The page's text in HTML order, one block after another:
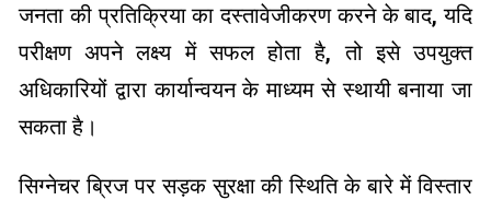
जनता की प्रतिक्रिया का दस्तावेजीकरण करने के बाद, यदि
परीक्षण अपने लक्ष्य में सफल होता है, तो इसे उपयुक्त
अधिकारियों द्वारा कार्यान्वयन के माध्यम से स्थायी बनाया जा
सकता है।
सिग्नेचर ब्रिज पर सड़क सुरक्षा की स्थिति के बारे में विस्तार